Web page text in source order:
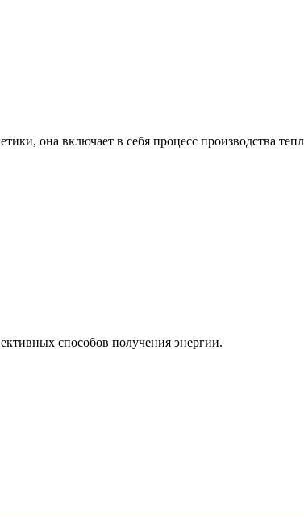
она включает в себя процесс производства
способов получения энергии.